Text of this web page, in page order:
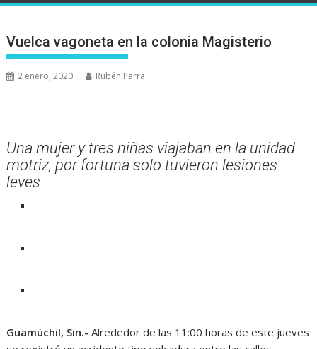
Vuelca vagoneta en la colonia Magisterio
2 enero, 2020 Rubén Parra
Una mujer y tres niñas viajaban en la unidad
motriz, por fortuna solo tuvieron lesiones
leves
Guamúchil, Sin.- Alrededor de las 11:00 horas de este jueves